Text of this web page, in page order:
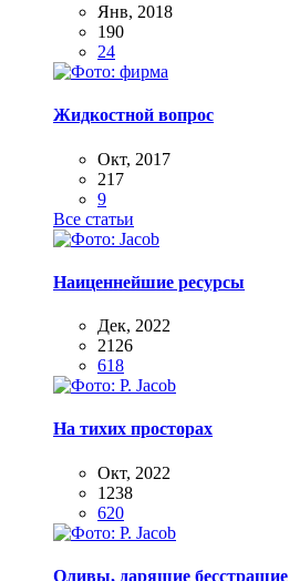
Янв, 2018
190
24
Жидкостной вопрос
Окт, 2017
217
9
Все статьи
Наиценнейшие ресурсы
Дек, 2022
2126
618
На тихих просторах
Окт, 2022
1238
620
Оливы, дарящие бесстрашие